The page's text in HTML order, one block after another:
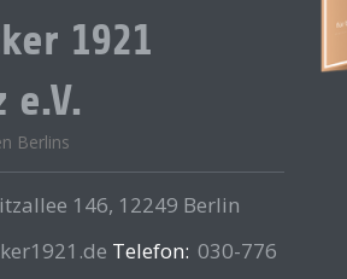
1921
e.V.
Berlins
146, 12249 Berlin
Telefon: 030-776